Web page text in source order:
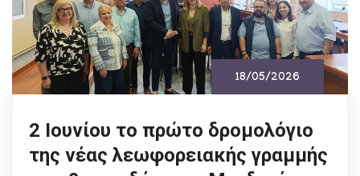
18/05/2026
2 Ιουνίου το πρώτο δρομολόγιο
της νέας λεωφορειακής γραμμής